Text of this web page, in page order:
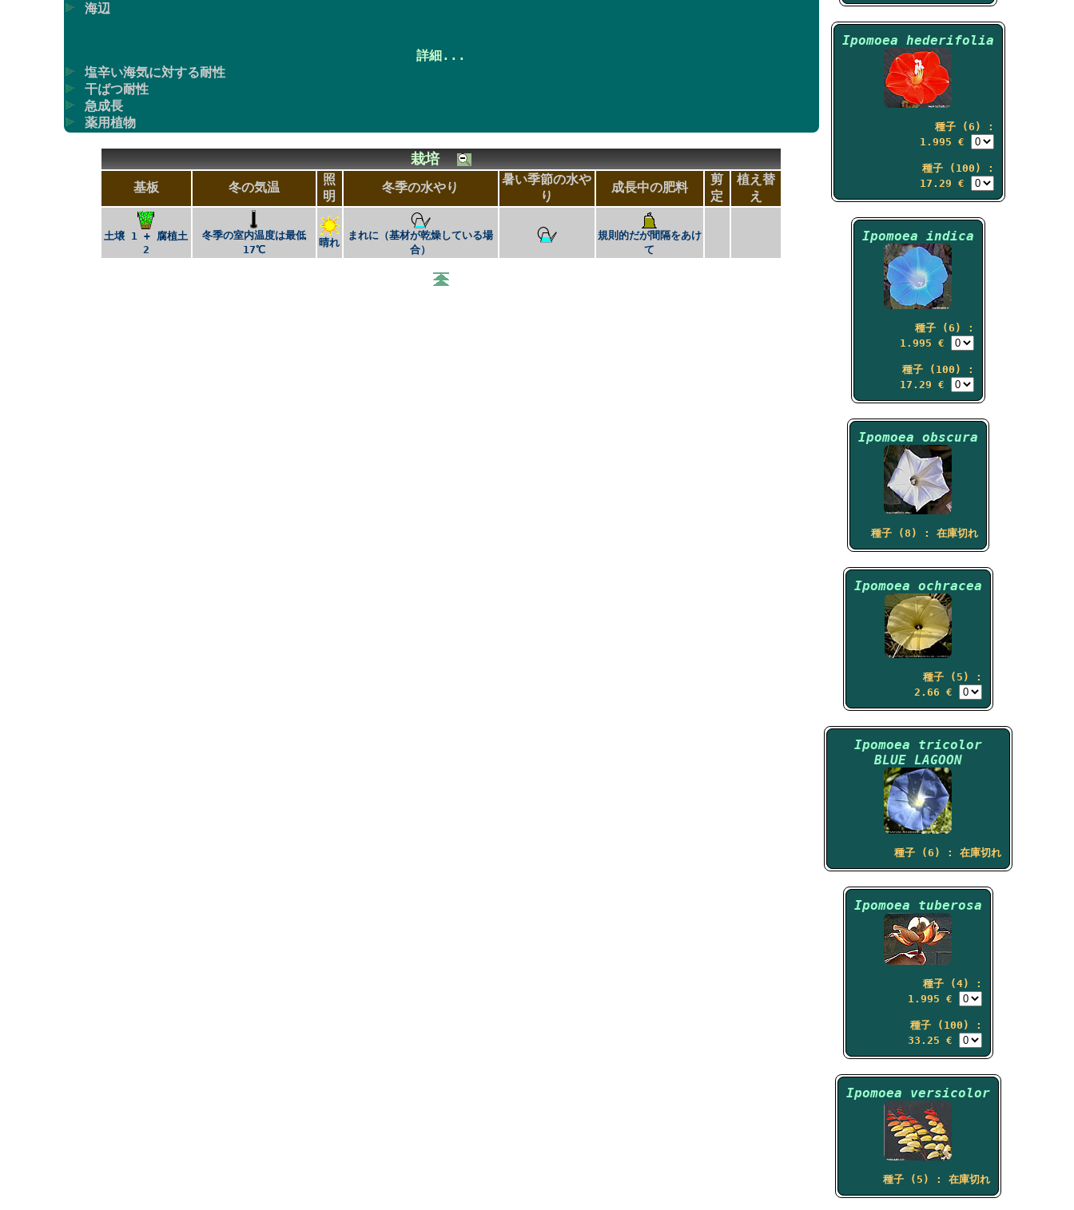
海辺
詳細...
塩辛い海気に対する耐性
干ばつ耐性
急成長
薬用植物
栽培
基板 冬の気温
照
明
冬季の水やり
暑い季節の水や
り
成長中の肥料
剪
定
植え替
え
土壌 1 + 腐植土
2
冬季の室内温度は最低
17℃
晴れ
まれに（基材が乾燥している場
合）
規則的だが間隔をあけ
て
Ipomoea hederifolia
種子 (6) :
1.995 €
種子 (100) :
17.29 €
Ipomoea indica
種子 (6) :
1.995 €
種子 (100) :
17.29 €
Ipomoea obscura
種子 (8) : 在庫切れ
Ipomoea ochracea
種子 (5) :
2.66 €
Ipomoea tricolor
BLUE LAGOON
種子 (6) : 在庫切れ
Ipomoea tuberosa
種子 (4) :
1.995 €
種子 (100) :
33.25 €
Ipomoea versicolor
種子 (5) : 在庫切れ